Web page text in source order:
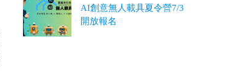
AI創意無人載具夏令營7/3
開放報名